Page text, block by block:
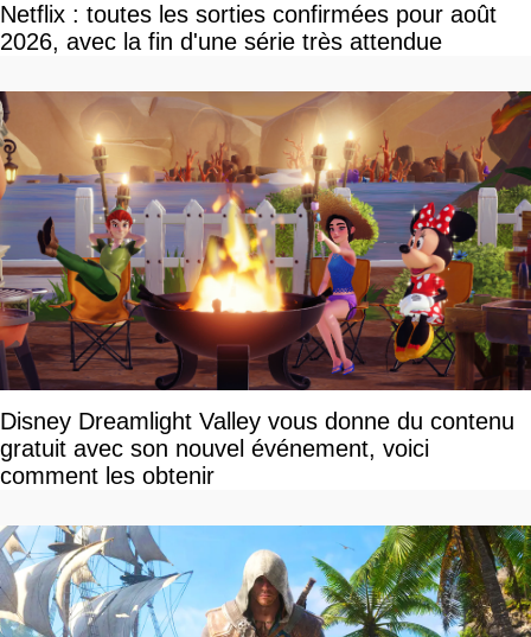
Netflix : toutes les sorties confirmées pour août
2026, avec la fin d'une série très attendue
Disney Dreamlight Valley vous donne du contenu
gratuit avec son nouvel événement, voici
comment les obtenir